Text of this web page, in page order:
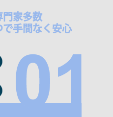
門家多数
で手間なく安心